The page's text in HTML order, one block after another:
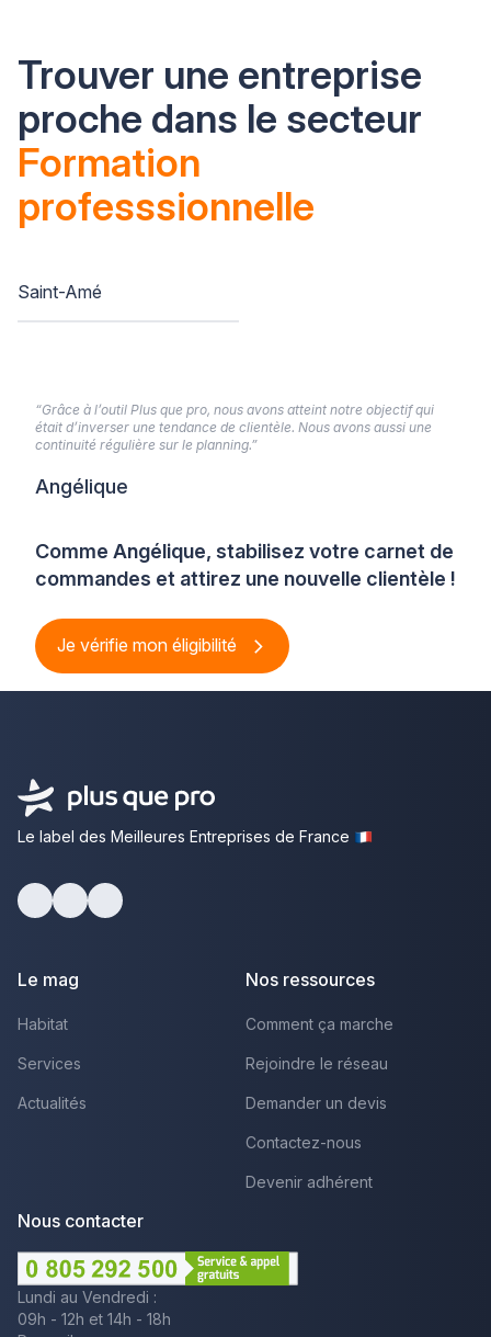
Trouver une entreprise
proche dans le secteur
Formation
professsionnelle
Saint-Amé
Comme Angélique, stabilisez votre carnet de
commandes et attirez une nouvelle clientèle !
Je vérifie mon éligibilité
“Grâce à l’outil Plus que pro, nous avons atteint notre objectif qui
était d’inverser une tendance de clientèle. Nous avons aussi une
continuité régulière sur le planning.”
Angélique
Le label des Meilleures Entreprises de France
Le mag
Habitat
Services
Actualités
Nos ressources
Comment ça marche
Rejoindre le réseau
Demander un devis
Contactez-nous
Devenir adhérent
Nous contacter
Lundi au Vendredi :
09h - 12h et 14h - 18h